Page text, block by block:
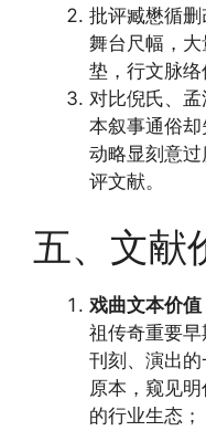
批评臧懋循
舞台尺幅，
垫，行文脉络
对比倪氏、
本叙事通俗
动略显刻意
评文献。
五、文献
戏曲文本价值
祖传奇重要早
刊刻、演出
原本，窥见
的行业生态；